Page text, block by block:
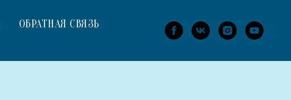
ОБРАТНАЯ СВЯЗЬ